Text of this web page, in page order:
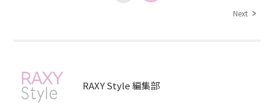
Next
RAXY Style 編集部